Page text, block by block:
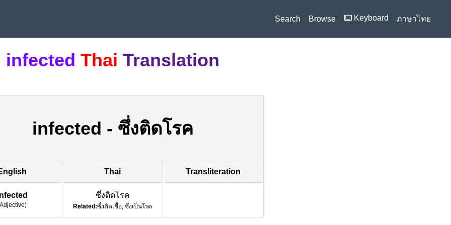
Search Browse ⌨️ Keyboard ภาษาไทย
infected Thai Translation
infected - ซึ่งติดโรค
Thai Transliteration
Adjective)
ซึ่งติดโรค
Related:ซึ่งติดเชื้อ, ซึ่งเป็นโรค